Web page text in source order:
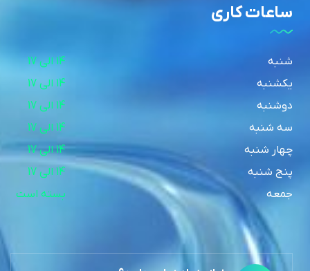
ساعات کاری
شنبه
یکشنبه
دوشنبه
سه شنبه
چهار شنبه
14 الی 17
پنج شنبه
جمعه
بسته است